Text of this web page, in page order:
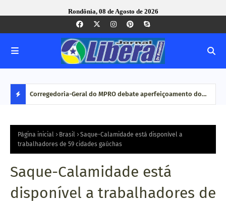
Rondônia, 08 de Agosto de 2026
S
T
A
ação Corregedoria-Geral do MPRO debate aperfeiçoamento do
congresso nacional
Página inicial Brasil
Saque-Calamidade está disponível a
trabalhadores de 59 cidades gaúchas
Saque-Calamidade está
disponível a trabalhadores de